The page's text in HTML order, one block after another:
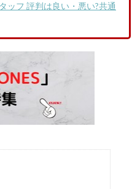
ッフ 評判は良い・悪い?共通